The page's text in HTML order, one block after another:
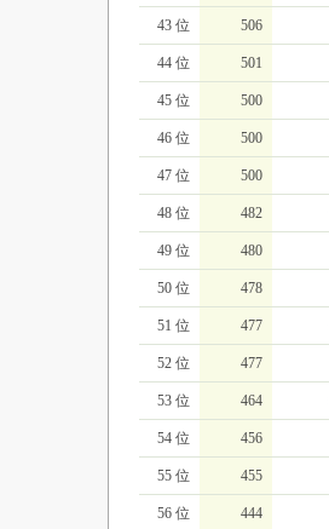
43 位 506
44 位 501
45 位 500
46 位 500
47 位 500
48 位 482
49 位 480
50 位 478
51 位 477
52 位 477
53 位 464
54 位 456
55 位 455
56 位 444